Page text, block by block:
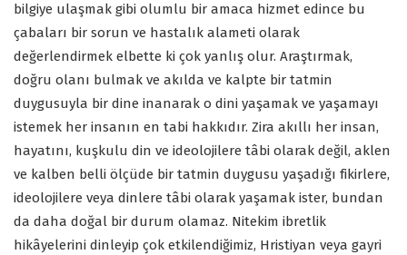
bilgiye ulaşmak gibi olumlu bir amaca hizmet edince bu
çabaları bir sorun ve hastalık alameti olarak
değerlendirmek elbette ki çok yanlış olur. Araştırmak,
doğru olanı bulmak ve akılda ve kalpte bir tatmin
duygusuyla bir dine inanarak o dini yaşamak ve yaşamayı
istemek her insanın en tabi hakkıdır. Zira akıllı her insan,
hayatını, kuşkulu din ve ideolojilere tâbi olarak değil, aklen
ve kalben belli ölçüde bir tatmin duygusu yaşadığı fikirlere,
ideolojilere veya dinlere tâbi olarak yaşamak ister, bundan
da daha doğal bir durum olamaz. Nitekim ibretlik
hikâyelerini dinleyip çok etkilendiğimiz, Hristiyan veya gayri